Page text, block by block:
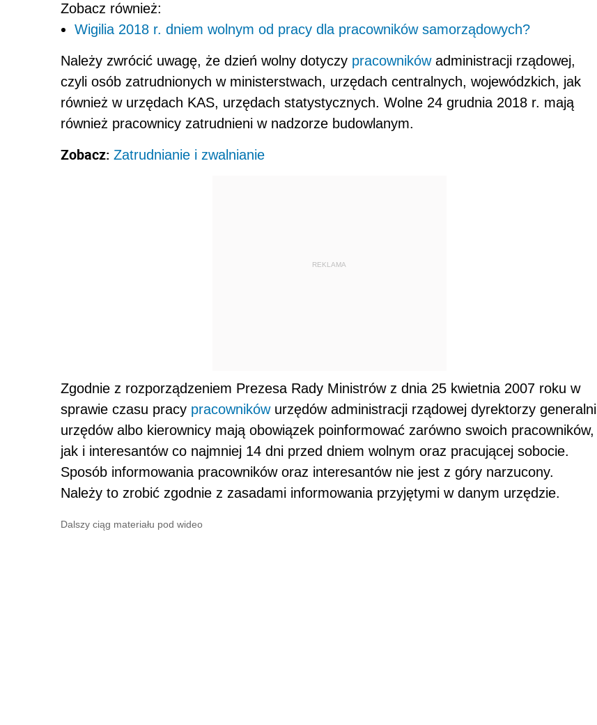
Zobacz również:
Wigilia 2018 r. dniem wolnym od pracy dla pracowników samorządowych?
Należy zwrócić uwagę, że dzień wolny dotyczy pracownikówadministracji rządowej,
czyli osób zatrudnionych w ministerstwach, urzędach centralnych, wojewódzkich, jak
również w urzędach KAS, urzędach statystycznych. Wolne 24 grudnia 2018 r. mają
również pracownicy zatrudnieni w nadzorze budowlanym.
Zobacz: Zatrudnianie i zwalnianie
REKLAMA
Zgodnie z rozporządzeniem Prezesa Rady Ministrów z dnia 25 kwietnia 2007 roku w
sprawie czasu pracy pracownikówurzędów administracji rządowej dyrektorzy generalni
urzędów albo kierownicy mają obowiązek poinformować zarówno swoich pracowników,
jak i interesantów co najmniej 14 dni przed dniem wolnym oraz pracującej sobocie.
Sposób informowania pracowników oraz interesantów nie jest z góry narzucony.
Należy to zrobić zgodnie z zasadami informowania przyjętymi w danym urzędzie.
Dalszy ciąg materiału pod wideo